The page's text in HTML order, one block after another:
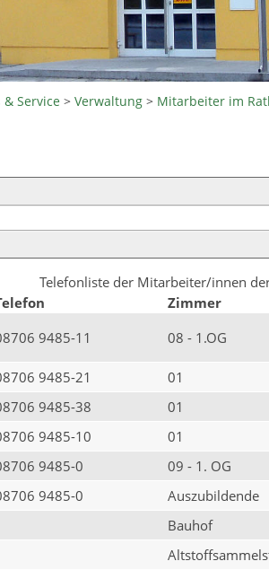
& Service >Verwaltung > Mitarbeiter im
Telefonliste der Mitarbeiter/innen
Zimmer
9485-11 08 - 1.OG
9485-21 01
9485-38 01
9485-10 01
9485-0 09 - 1. OG
9485-0 Auszubildende
Bauhof